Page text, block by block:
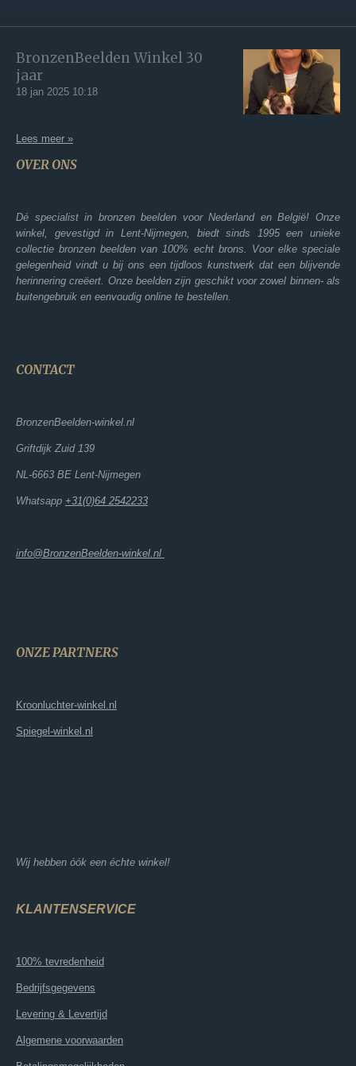
BronzenBeelden Winkel 30
jaar
18 jan 2025 10:18
Lees meer »
OVER ONS
Dé specialist in bronzen beelden voor Nederland en België! Onze
winkel, gevestigd in Lent-Nijmegen, biedt sinds 1995 een unieke
collectie bronzen beelden van 100% echt brons. Voor elke speciale
gelegenheid vindt u bij ons een tijdloos kunstwerk dat een blijvende
herinnering creëert. Onze beelden zijn geschikt voor zowel binnen- als
buitengebruik en eenvoudig online te bestellen.
CONTACT
BronzenBeelden-winkel.nl
Griftdijk Zuid 139
NL-6663 BE Lent-Nijmegen
Whatsapp +31(0)64 2542233
info@BronzenBeelden-winkel.nl
ONZE PARTNERS
Kroonluchter-winkel.nl
Spiegel-winkel.nl
Wij hebben óók een échte winkel!
KLANTENSERVICE
100% tevredenheid
Bedrijfsgegevens
Levering & Levertijd
Algemene voorwaarden